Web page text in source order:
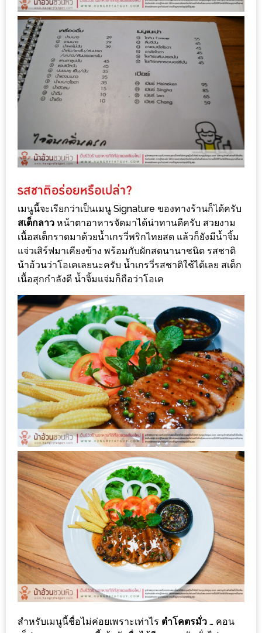
เรื่อง
บ้าน
ที่
ทุก
คน
ต้อง
สินค้า
เรื่อง
คุ้ม
ครบ
จบ
ที่
เดียว
HOMEPRO
2017
เชียงใหม่
จัด
เต็ม
กับ
แผนที่
ร้าน
หมู
กระทะ
ทั่ว
เชียงใหม่
งบ
ไม่
บาน
ปลาย
อิ่ม
ชิ
ลล์
ไม่
เกิน
เมนูนี้จะเรียกว่าเป็นเมนู Signature ของทางร้านก็ได้ครับ
สเต็กลาว หน้าตาอาหารจัดมาได้น่าทานดีครับ สวยงาม
เนื้อสเต็กราดมาด้วยน้ำเกรวี่พริกไทยสด แล้วก็ยังมีน้ำจิ้ม
แจ่วเสิร์ฟมาเคียงข้าง พร้อมกับผักสดนานาชนิด รสชาติ
น้าอ้วนว่าโอเคเลยนะครับ น้ำเกรวี่รสชาติใช้ได้เลย สเต็ก
เนื้อสุกกำลังดี น้ำจิ้มแจ่มก็ถือว่าโอเค
สำหรับเมนูนี้ชื่อไม่ค่อยเพราะเท่าไร ตำโคตรมั่ว … คอน